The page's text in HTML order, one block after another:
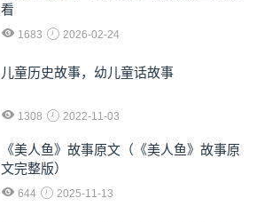
看
1683 2026-02-24
儿童历史故事，幼儿童话故事
1308 2022-11-03
《美人鱼》故事原文（《美人鱼》故事原
文完整版）
644 2025-11-13